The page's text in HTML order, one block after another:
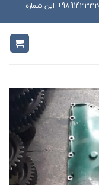
ارتباط سریع با مدیر فروش : مهندس اسماعیلی 989143332530+ این شماره